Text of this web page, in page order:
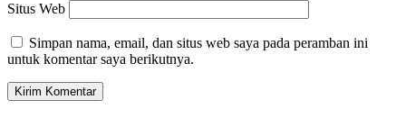
Situs Web
Simpan nama, email, dan situs web saya pada peramban ini
untuk komentar saya berikutnya.